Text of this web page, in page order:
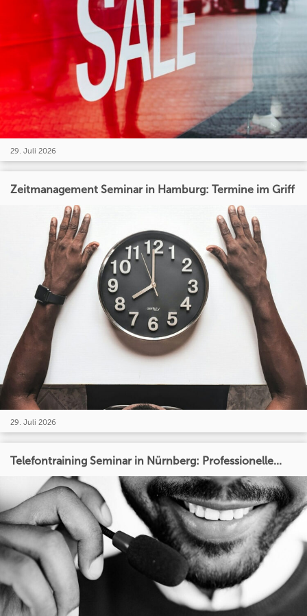
29. Juli 2026
Zeitmanagement Seminar in Hamburg: Termine im Griff
29. Juli 2026
Telefontraining Seminar in Nürnberg: Professionelle...